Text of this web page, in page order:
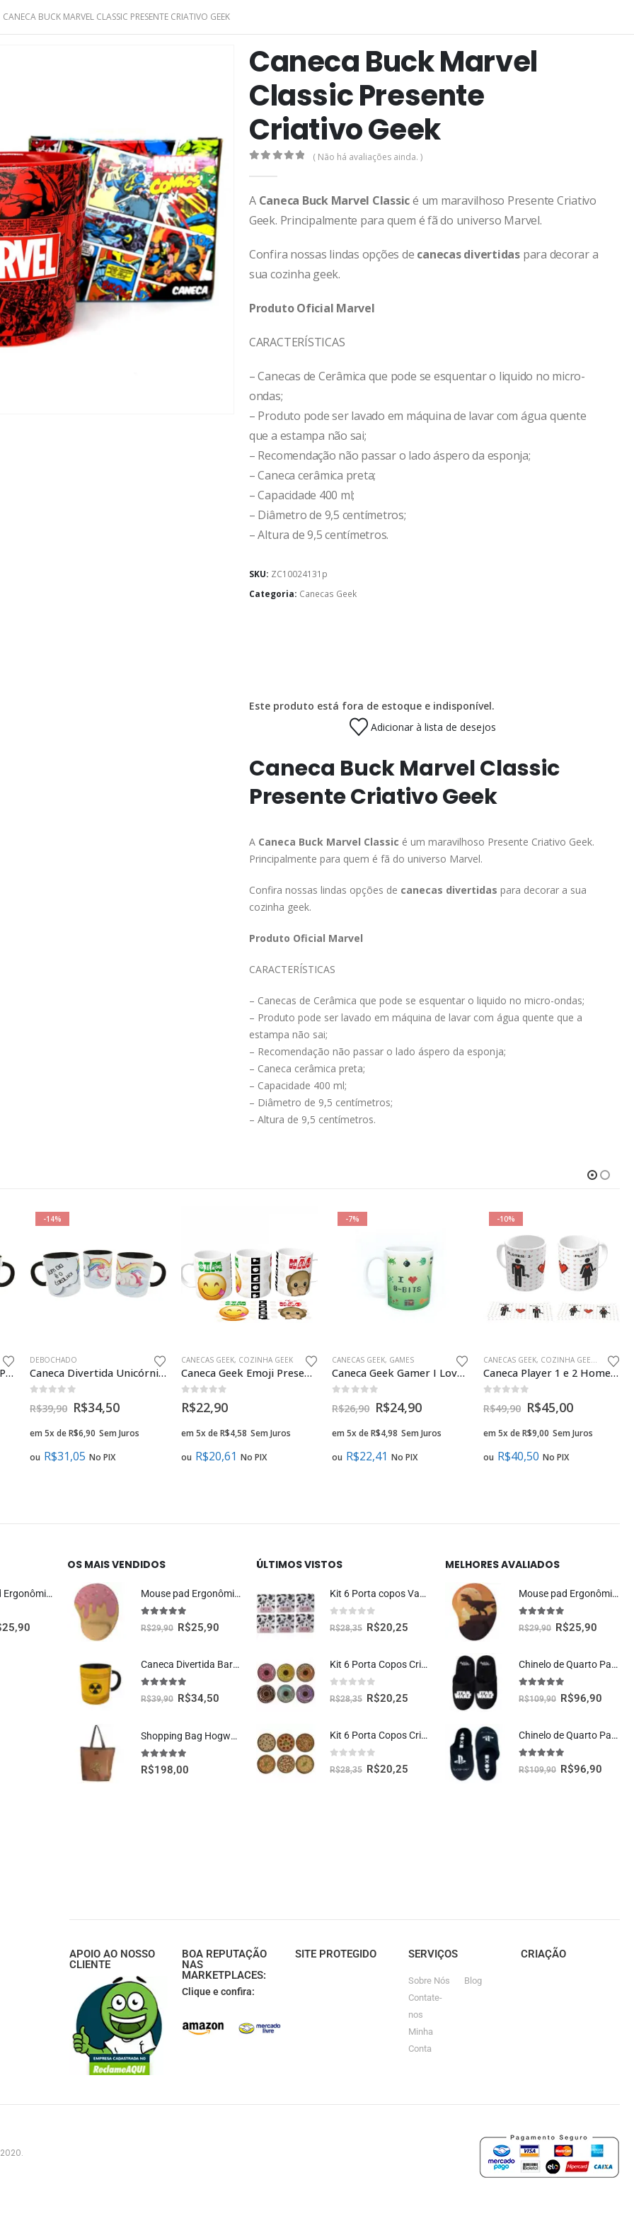
CANECA BUCK MARVEL CLASSIC PRESENTE CRIATIVO GEEK
Caneca Buck Marvel
Classic Presente
Criativo Geek
( Não há avaliações ainda. )
A Caneca Buck Marvel Classicé um maravilhoso Presente Criativo
Geek. Principalmente para quem é fã do universo Marvel.
Confira nossas lindas opções de canecas divertidaspara decorar a
sua cozinha geek.
Produto Oficial Marvel
CARACTERÍSTICAS
– Canecas de Cerâmica que pode se esquentar o liquido no micro-
ondas;
– Produto pode ser lavado em máquina de lavar com água quente
que a estampa não sai;
– Recomendação não passar o lado áspero da esponja;
– Caneca cerâmica preta;
– Capacidade 400 ml;
– Diâmetro de 9,5 centímetros;
– Altura de 9,5 centímetros.
SKU: ZC10024131p
Categoria: Canecas Geek
Este produto está fora de estoque e indisponível.
Adicionar à lista de desejos
Caneca Buck Marvel Classic
Presente Criativo Geek
A Caneca Buck Marvel Classic é um maravilhoso Presente Criativo Geek.
Principalmente para quem é fã do universo Marvel.
Confira nossas lindas opções de canecas divertidas para decorar a sua
cozinha geek.
Produto Oficial Marvel
CARACTERÍSTICAS
– Canecas de Cerâmica que pode se esquentar o liquido no micro-ondas;
– Produto pode ser lavado em máquina de lavar com água quente que a
estampa não sai;
– Recomendação não passar o lado áspero da esponja;
– Caneca cerâmica preta;
– Capacidade 400 ml;
– Diâmetro de 9,5 centímetros;
– Altura de 9,5 centímetros.
Caneca Debochada Meu Pau de Óculos Presente Divertido
-14%
DEBOCHADO
Caneca Divertida Unicórnio Malcriado Bom Dia é o Caralho
R$39,90 R$34,50
em 5x deR$6,90 Sem Juros
ou R$31,05 No PIX
CANECAS GEEK, COZINHA GEEK
Caneca Geek Emoji Presente Criativo
fora de 5
R$22,90
em 5x deR$4,58 Sem Juros
ou R$20,61 No PIX
-7%
CANECAS GEEK, GAMES
Caneca Geek Gamer I Love 8 Bits
R$26,90 R$24,90
em 5x deR$4,98 Sem Juros
ou R$22,41 No PIX
-10%
CANECAS GEEK, COZINHA GEEK ,
Caneca Player 1 e 2 Homem e Mulher Presente Criativo Namorados
R$49,90 R$45,00
em 5x deR$9,00 Sem Juros
ou R$40,50 No PIX
Mouse Pad Ergonômico Dragão Vermelho Oficial Geek Vip
25,90
OS MAIS VENDIDOS
Mouse pad Ergonômico Sorvete Presente Criativo
5.00 fora de 5
R$29,90 R$25,90
Caneca Divertida Barril Radioativo Presente Criativo Geek
5.00 fora de 5
R$39,90 R$34,50
Shopping Bag Hogwarts Oficial Harry Potter
5.00 fora de 5
R$198,00
ÚLTIMOS VISTOS
Kit 6 Porta copos Vaquinha Fofa Kawaii
fora de 5
R$28,35 R$20,25
Kit 6 Porta Copos Criativos – Rosquinhas Donuts
fora de 5
R$28,35 R$20,25
Kit 6 Porta Copos Criativos – Pizzas
fora de 5
R$28,35 R$20,25
MELHORES AVALIADOS
Mouse pad Ergonômico Dinossauro T-rex Paisagem Presente Criativo Geek
5.00 fora de 5
R$29,90 R$25,90
Chinelo de Quarto Pantufa Galáxia Oficial Star Wars
5.00 fora de 5
R$109,90 R$96,90
Chinelo de Quarto Pantufa Oficial Playstation Moda Geek
5.00 fora de 5
R$109,90 R$96,90
APOIO AO NOSSO
CLIENTE
BOA REPUTAÇÃO
NAS
MARKETPLACES:
Clique e confira:
SITE PROTEGIDO SERVIÇOS
Sobre Nós
Contate-
nos
Minha
Conta
Blog
CRIAÇÃO